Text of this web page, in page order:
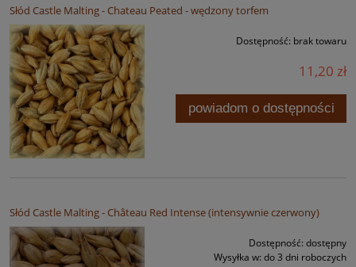
Słód Castle Malting - Chateau Peated - wędzony torfem
Dostępność: brak towaru
11,20 zł
powiadom o dostępności
Słód Castle Malting - Château Red Intense (intensywnie czerwony)
Dostępność: dostępny
Wysyłka w: do 3 dni roboczych